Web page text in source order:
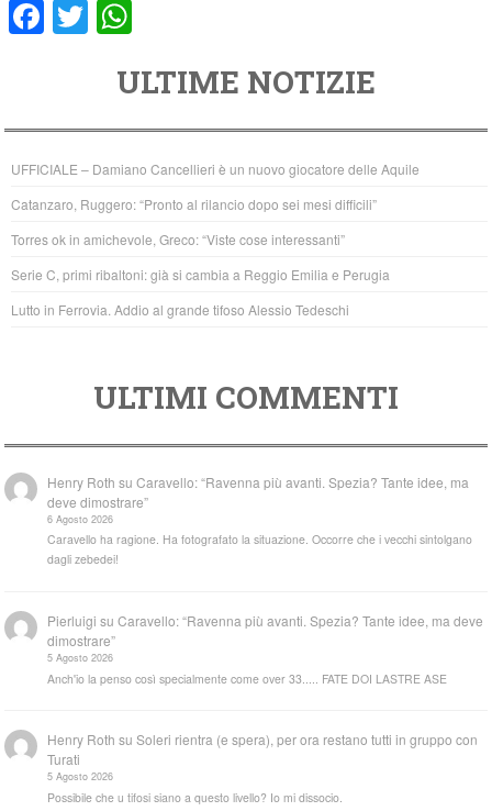
F
e
b
o
o
k
T
er
at
s
A
p
p
ULTIME NOTIZIE
UFFICIALE – Damiano Cancellieri è un nuovo giocatore delle Aquile
Catanzaro, Ruggero: “Pronto al rilancio dopo sei mesi difficili”
Torres ok in amichevole, Greco: “Viste cose interessanti”
Serie C, primi ribaltoni: già si cambia a Reggio Emilia e Perugia
Lutto in Ferrovia. Addio al grande tifoso Alessio Tedeschi
ULTIMI COMMENTI
Henry Roth suCaravello: “Ravenna più avanti. Spezia? Tante idee, ma
deve dimostrare”
6 Agosto 2026
Caravello ha ragione. Ha fotografato la situazione. Occorre che i vecchi sintolgano
dagli zebedei!
Pierluigi suCaravello: “Ravenna più avanti. Spezia? Tante idee, ma deve
dimostrare”
5 Agosto 2026
Anch'io la penso così specialmente come over 33..... FATE DOI LASTRE ASE
Henry Roth suSoleri rientra (e spera), per ora restano tutti in gruppo con
Turati
5 Agosto 2026
Possibile che u tifosi siano a questo livello? Io mi dissocio.